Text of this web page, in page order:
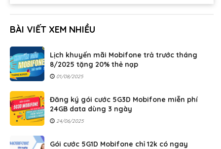
BÀI VIẾT XEM NHIỀU
Lịch khuyến mãi Mobifone trả trước tháng
8/2025 tặng 20% thẻ nạp
01/08/2025
Đăng ký gói cước 5G3D Mobifone miễn phí
24GB data dùng 3 ngày
24/06/2025
Gói cước 5G1D Mobifone chỉ 12k có ngay